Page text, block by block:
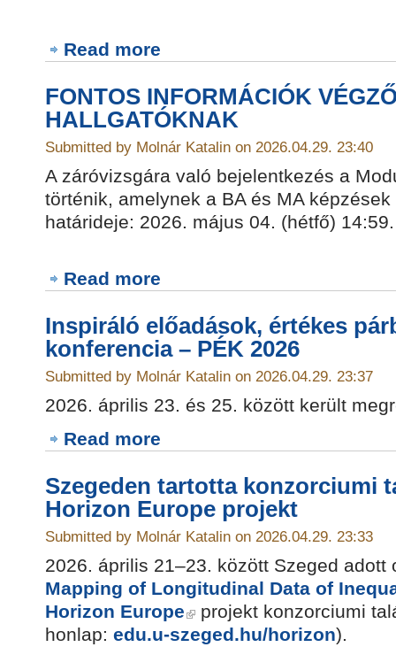
Read more
FONTOS INFORMÁCIÓK
HALLGATÓKNAK
Submitted by Molnár Katalin on 2026.04.29. 23:40
A záróvizsgára való bejelentkezés a
történik, amelynek a BA és MA
határideje: 2026. május 04. (hétfő) 14:59.
Read more
Inspiráló előadások, értékes
konferencia – PÉK 2026
Submitted by Molnár Katalin on 2026.04.29. 23:37
2026. április 23. és 25. között került
Read more
Szegeden tartotta konzorciumi
Horizon Europe projekt
Submitted by Molnár Katalin on 2026.04.29. 23:33
2026. április 21–23. között Szeged adott
Mapping of Longitudinal Data of
Horizon Europe projekt konzorciumi
honlap: edu.u-szeged.hu/horizon).